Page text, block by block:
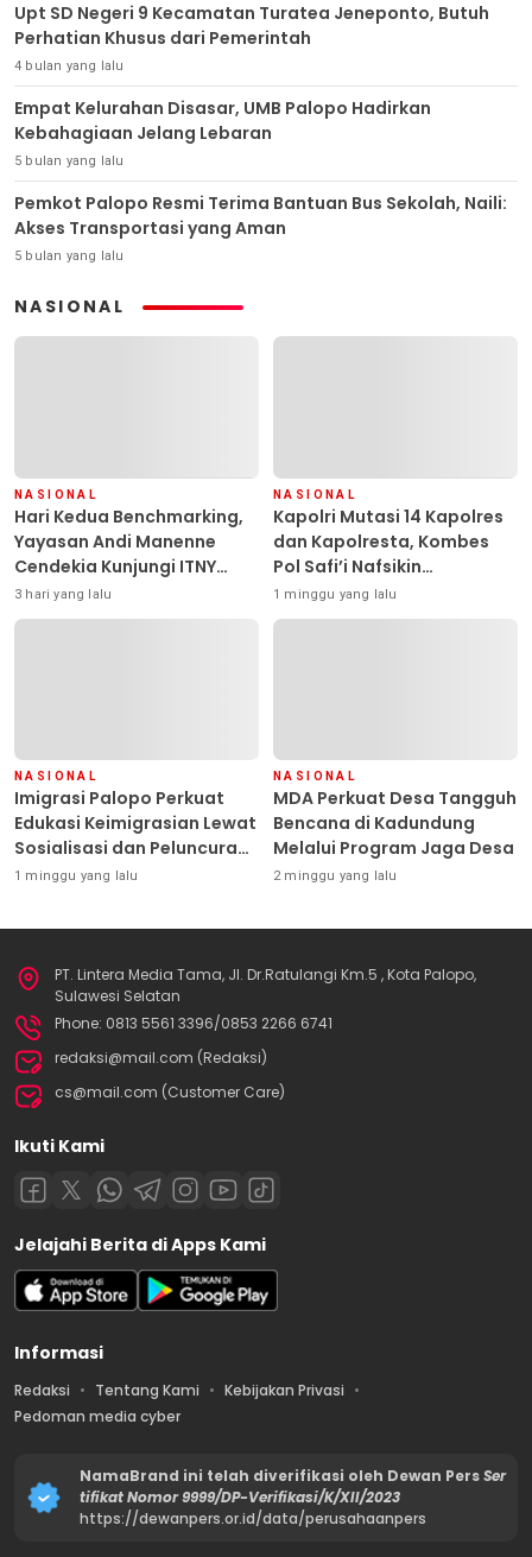
Upt SD Negeri 9 Kecamatan Turatea Jeneponto, Butuh
Perhatian Khusus dari Pemerintah
4 bulan yang lalu
Empat Kelurahan Disasar, UMB Palopo Hadirkan
Kebahagiaan Jelang Lebaran
5 bulan yang lalu
Pemkot Palopo Resmi Terima Bantuan Bus Sekolah, Naili:
Akses Transportasi yang Aman
5 bulan yang lalu
NASIONAL
NASIONAL
Hari Kedua Benchmarking,
Yayasan Andi Manenne
Cendekia Kunjungi ITNY
Yogyakarta
3 hari yang lalu
NASIONAL
Kapolri Mutasi 14 Kapolres
dan Kapolresta, Kombes
Pol Safi’i Nafsikin
Mengemban Amanah
Pimpin Polresta Kendari
1 minggu yang lalu
NASIONAL
Imigrasi Palopo Perkuat
Edukasi Keimigrasian Lewat
Sosialisasi dan Peluncuran
Inovasi Chatbot “IT CHIKA”
1 minggu yang lalu
NASIONAL
MDA Perkuat Desa Tangguh
Bencana di Kadundung
Melalui Program Jaga Desa
2 minggu yang lalu
PT. Lintera Media Tama, Jl. Dr.Ratulangi Km.5 , Kota Palopo,
Sulawesi Selatan
Phone: 0813 5561 3396/0853 2266 6741
redaksi@mail.com (Redaksi)
cs@mail.com (Customer Care)
Ikuti Kami
Jelajahi Berita di Apps Kami
Informasi
Redaksi Tentang Kami
Kebijakan Privasi
Pedoman media cyber
NamaBrand ini telah diverifikasi oleh Dewan PersSer
tifikat Nomor 9999/DP-Verifikasi/K/XII/2023
https://dewanpers.or.id/data/perusahaanpers